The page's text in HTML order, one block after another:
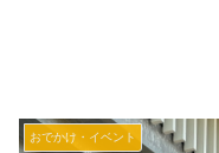
おでかけ・イベント